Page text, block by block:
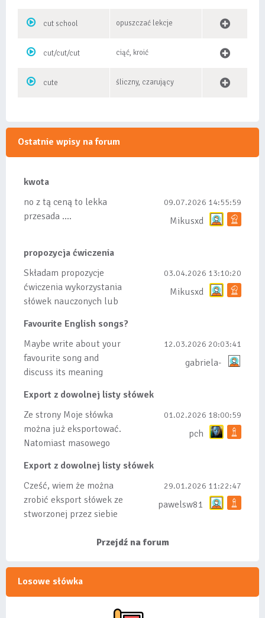
cut school opuszczać lekcje
cut/cut/cut ciąć, kroić
cute śliczny, czarujący
Ostatnie wpisy na forum
kwota
no z tą ceną to lekka
przesada ....
09.07.2026 14:55:59
Mikusxd
propozycja ćwiczenia
Składam propozycje
ćwiczenia wykorzystania
słówek nauczonych lub
tez ze wszys...
03.04.2026 13:10:20
Mikusxd
Favourite English songs?
Maybe write about your
favourite song and
discuss its meaning
12.03.2026 20:03:41
gabriela-
Export z dowolnej listy słówek
Ze strony Moje słówka
można już eksportować.
Natomiast masowego
bo wiąże się...
01.02.2026 18:00:59
pch
Export z dowolnej listy słówek
Cześć, wiem że można
zrobić eksport słówek ze
stworzonej przez siebie
29.01.2026 11:22:47
pawelsw81
Przejdź na forum
Losowe słówka